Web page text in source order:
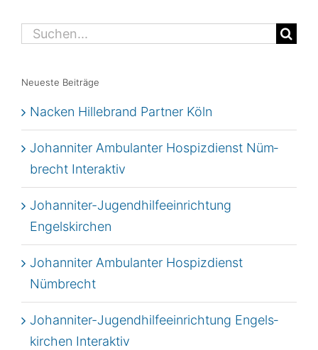
Suche
Neu­es­te Beiträge
Nacken Hil­le­brand Part­ner Köln
Johan­ni­ter Ambu­lan­ter Hos­piz­dienst Nüm­
brecht Interaktiv
Johan­ni­ter-Jugend­hil­fe­ein­rich­tung
Engelskirchen
Johan­ni­ter Ambu­lan­ter Hos­piz­dienst
Nümbrecht
Johan­ni­ter-Jugend­hil­fe­ein­rich­tung Engels­
kir­chen Interaktiv